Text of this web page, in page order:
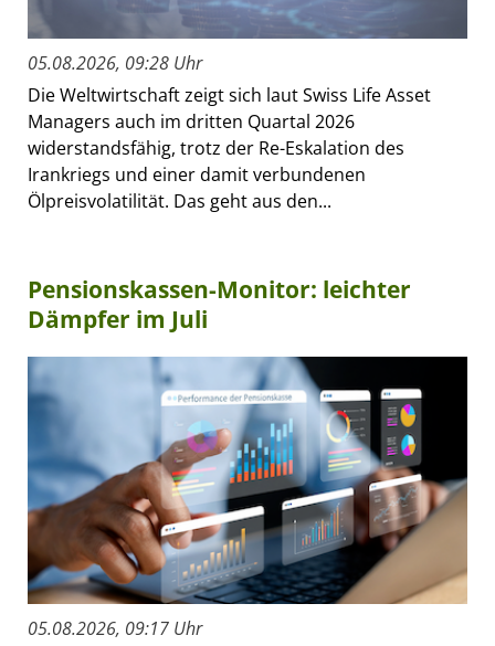
05.08.2026, 09:28 Uhr
Die Weltwirtschaft zeigt sich laut Swiss Life Asset
Managers auch im dritten Quartal 2026
widerstandsfähig, trotz der Re-Eskalation des
Irankriegs und einer damit verbundenen
Ölpreisvolatilität. Das geht aus den...
Pensionskassen-Monitor: leichter
Dämpfer im Juli
05.08.2026, 09:17 Uhr